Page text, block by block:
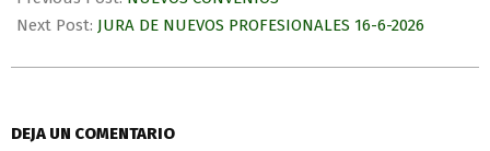
Next Post: JURA DE NUEVOS PROFESIONALES 16-6-2026
DEJA UN COMENTARIO